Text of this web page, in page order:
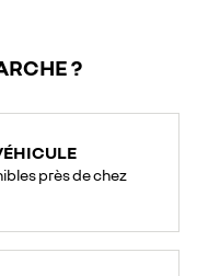
?
près de chez